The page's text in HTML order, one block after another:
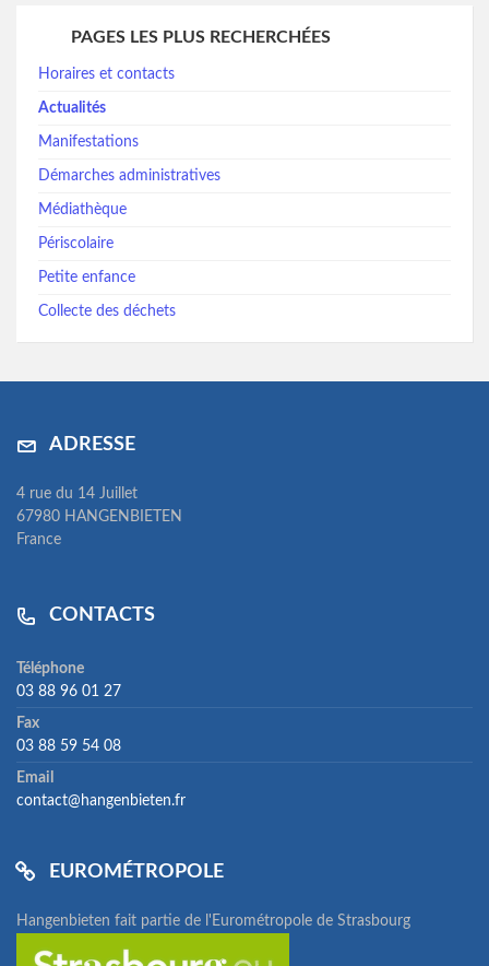
PAGES LES PLUS RECHERCHÉES
Horaires et contacts
Actualités
Manifestations
Démarches administratives
Médiathèque
Périscolaire
Petite enfance
Collecte des déchets
ADRESSE
4 rue du 14 Juillet
67980 HANGENBIETEN
France
CONTACTS
Téléphone
03 88 96 01 27
Fax
03 88 59 54 08
Email
contact@hangenbieten.fr
EUROMÉTROPOLE
Hangenbieten fait partie de l'Eurométropole de Strasbourg